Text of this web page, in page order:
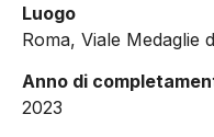
Luogo
Roma, Viale Medaglie
Anno di
2023